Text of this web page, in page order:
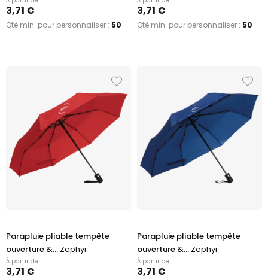
3,71 €
Qté min. pour personnaliser : 50
3,71 €
Qté min. pour personnaliser : 50
Parapluie pliable tempête
ouverture &... Zephyr
À partir de
3,71 €
Parapluie pliable tempête
ouverture &... Zephyr
À partir de
3,71 €